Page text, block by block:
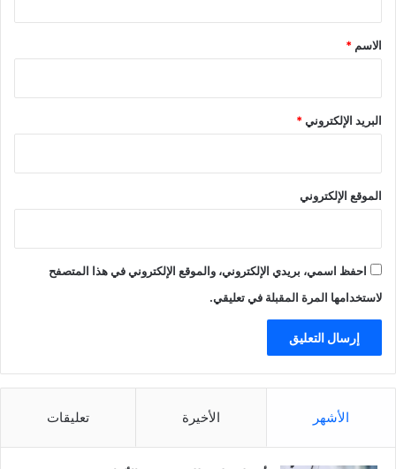
*
الاسم *
البريد الإلكتروني*
الموقع الإلكتروني
احفظ اسمي، بريدي الإلكتروني، والموقع الإلكتروني في هذا المتصفح
لاستخدامها المرة المقبلة في تعليقي.
الأشهر الأخيرة تعليقات